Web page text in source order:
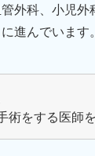
外科、小児
進んでいます。
術をする医師を